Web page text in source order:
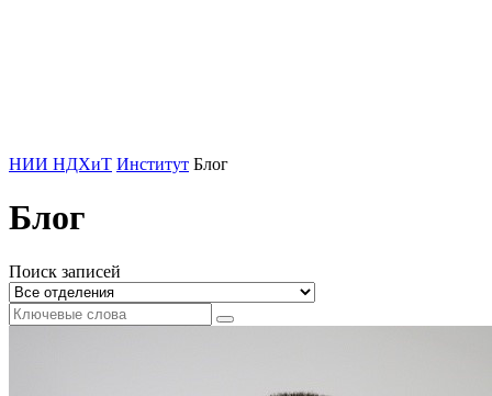
НИИ НДХиТ Институт Блог
Блог
Поиск записей